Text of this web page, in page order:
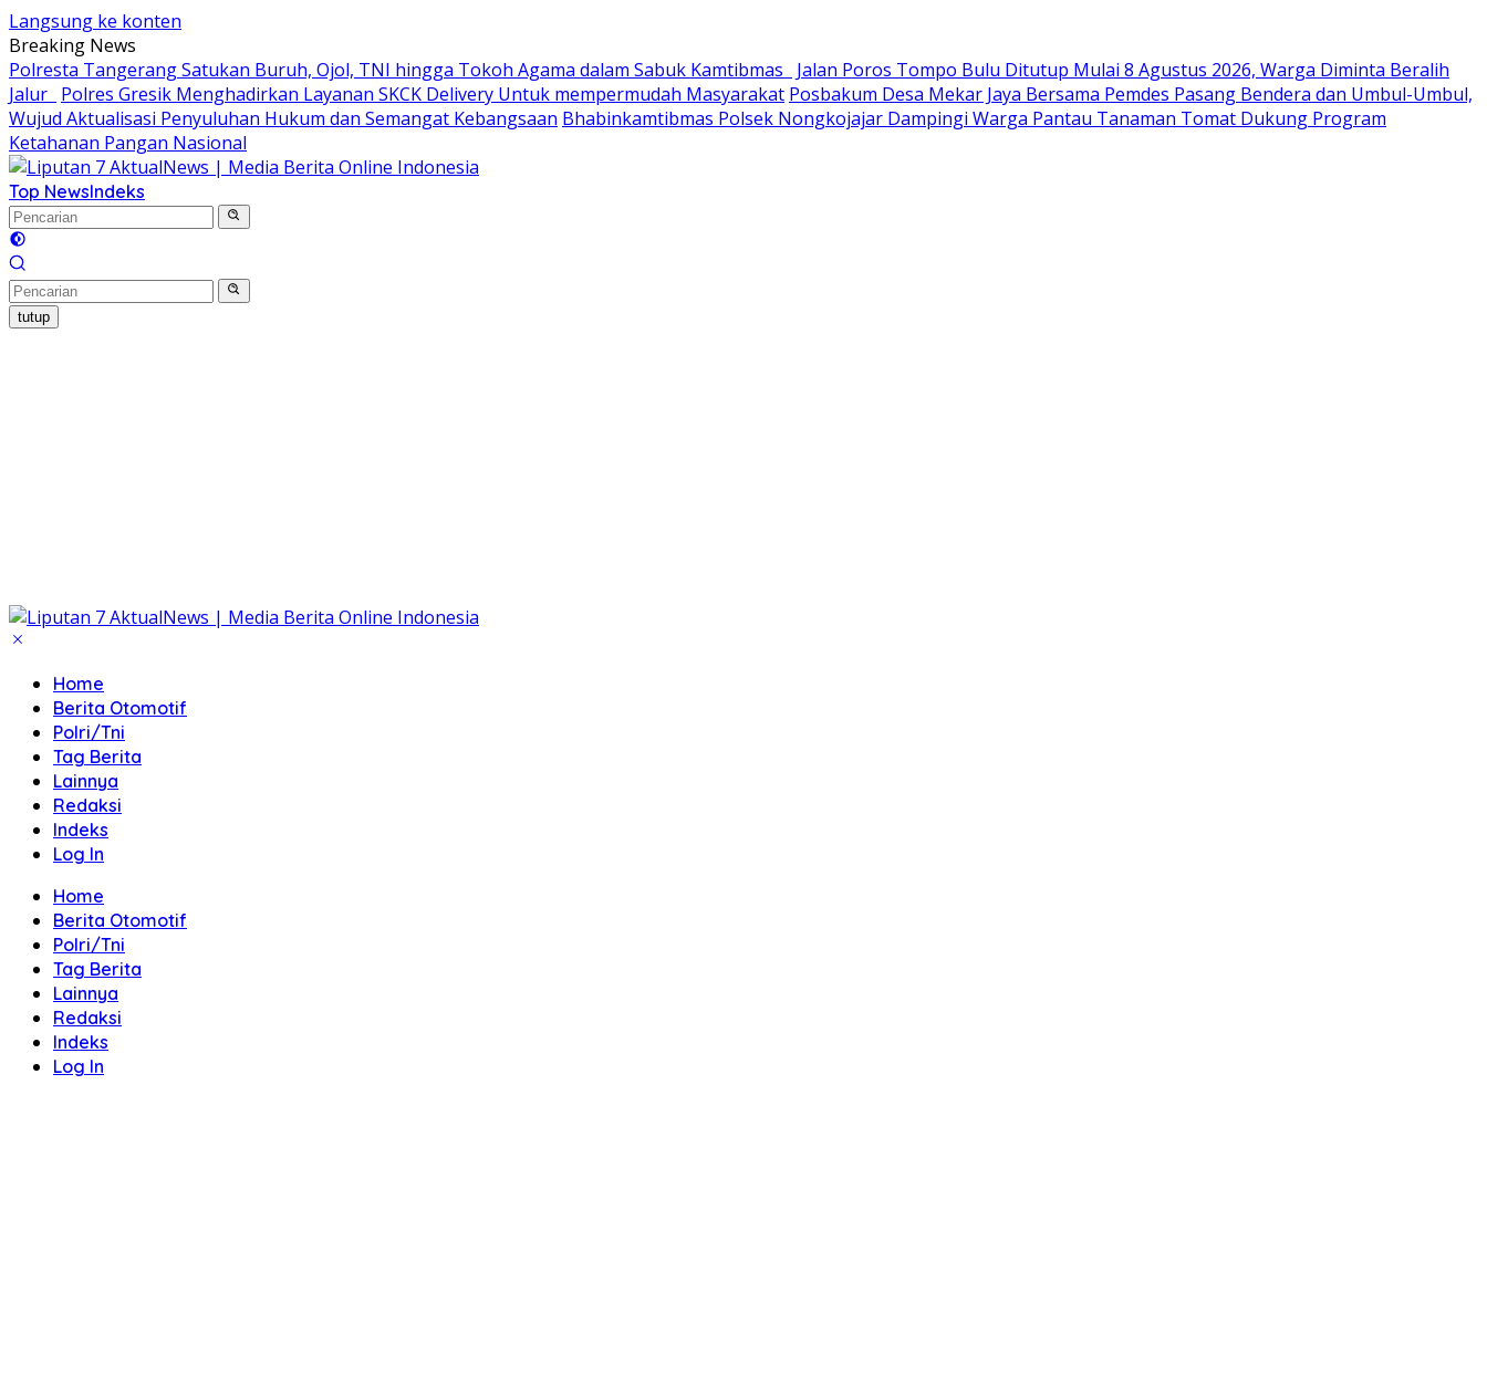
Langsung ke konten
Breaking News
Polresta Tangerang Satukan Buruh, Ojol, TNI hingga Tokoh Agama dalam Sabuk Kamtibmas
Jalan Poros Tompo Bulu Ditutup Mulai 8 Agustus 2026, Warga Diminta Beralih
Jalur Polres Gresik Menghadirkan Layanan SKCK Delivery Untuk mempermudah Masyarakat Posbakum Desa Mekar Jaya Bersama Pemdes Pasang Bendera dan Umbul-Umbul,
Wujud Aktualisasi Penyuluhan Hukum dan Semangat Kebangsaan Bhabinkamtibmas Polsek Nongkojajar Dampingi Warga Pantau Tanaman Tomat Dukung Program
Ketahanan Pangan Nasional
Top NewsIndeks
tutup
Home
Berita Otomotif
Polri/Tni
Tag Berita
Lainnya
Redaksi
Indeks
Log In
Home
Berita Otomotif
Polri/Tni
Tag Berita
Lainnya
Redaksi
Indeks
Log In